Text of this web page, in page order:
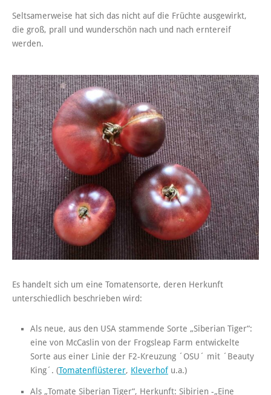
Seltsamerweise hat sich das nicht auf die Früchte ausgewirkt,
die groß, prall und wunderschön nach und nach erntereif
werden.
Es handelt sich um eine Tomatensorte, deren Herkunft
unterschiedlich beschrieben wird:
Als neue, aus den USA stammende Sorte „Siberian Tiger“:
eine von McCaslin von der Frogsleap Farm entwickelte
Sorte aus einer Linie der F2-Kreuzung ´OSU´ mit ´Beauty
King´. (Tomatenflüsterer, Kleverhof u.a.)
Als „Tomate Siberian Tiger“, Herkunft: Sibirien -„Eine